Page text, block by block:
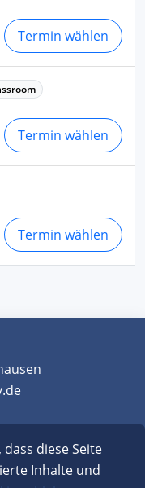
Termin wählen
Termin wählen
Termin wählen
diese Seite
Inhalte und